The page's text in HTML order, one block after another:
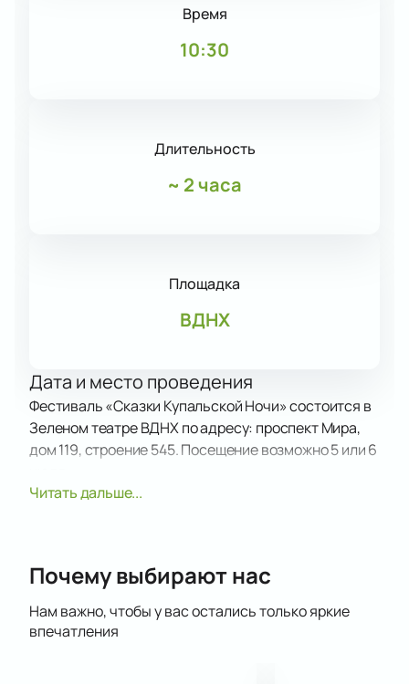
Время
10:30
Длительность
~ 2 часа
Площадка
ВДНХ
Дата и место проведения
Фестиваль «Сказки Купальской Ночи» состоится в
Зеленом театре ВДНХ по адресу: проспект Мира,
дом 119, строение 545. Посещение возможно 5 или 6
Описание события и площадки
обряды, мастер-классы, народные игры, гадания.
Финал вечера — шоу.
Билеты на фестиваль «Сказки
Купальской Ночи» онлайн
Читать дальше...
Почему выбирают нас
Нам важно, чтобы у вас остались только яркие
впечатления